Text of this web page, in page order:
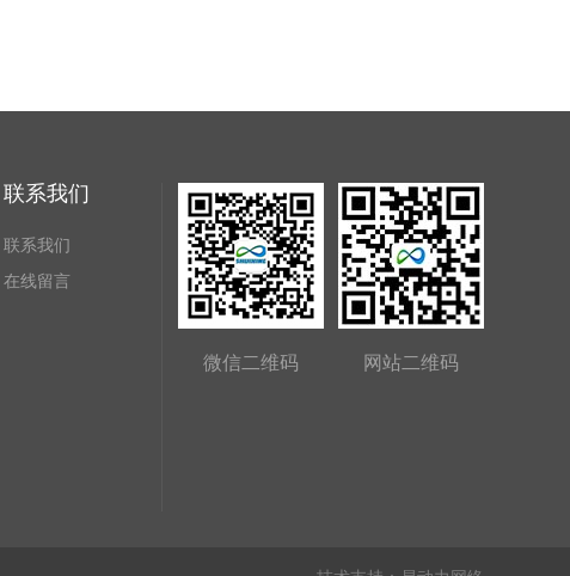
联系我们
联系我们
在线留言
微信二维码 网站二维码